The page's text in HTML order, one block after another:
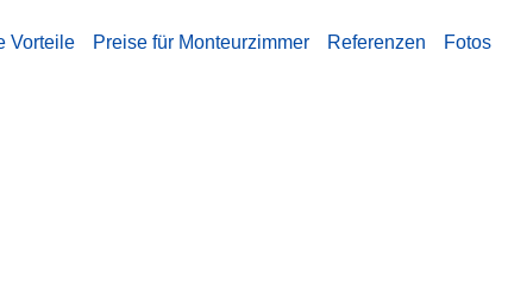
Vorteile Preise für Monteurzimmer Referenzen Fotos